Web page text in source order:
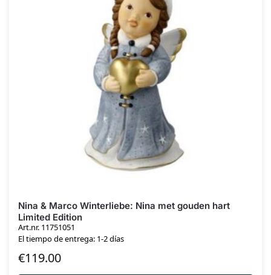
Nina & Marco Winterliebe: Nina met gouden hart
Limited Edition
Art.nr. 11751051
El tiempo de entrega: 1-2 días
€119.00